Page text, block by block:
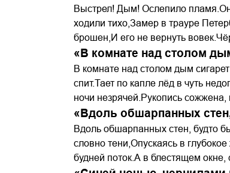
Выстрел! Дым! Ослепило пламя.Он
ходили тихо,Замер в трауре
брошен,И его не вернуть
«В комнате над столом
В комнате над столом дым
спит.Тает по капле лёд в чуть
ночи незрячей.Рукопись
«Вдоль обшарпанных
Вдоль обшарпанных стен, будто
словно тени,Опускаясь в
будней поток.А в блестящем